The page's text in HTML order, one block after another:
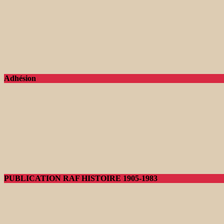
Adhésion
PUBLICATION RAF HISTOIRE 1905-1983